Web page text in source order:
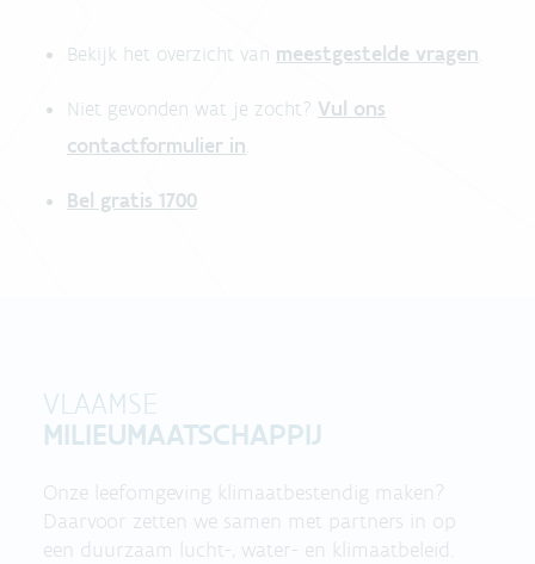
Bekijk het overzicht van meestgestelde vragen.
Niet gevonden wat je zocht? Vul ons
contactformulier in.
Bel gratis 1700
VLAAMSE
MILIEUMAATSCHAPPIJ
Onze leefomgeving klimaatbestendig maken?
Daarvoor zetten we samen met partners in op
een duurzaam lucht-, water- en klimaatbeleid.